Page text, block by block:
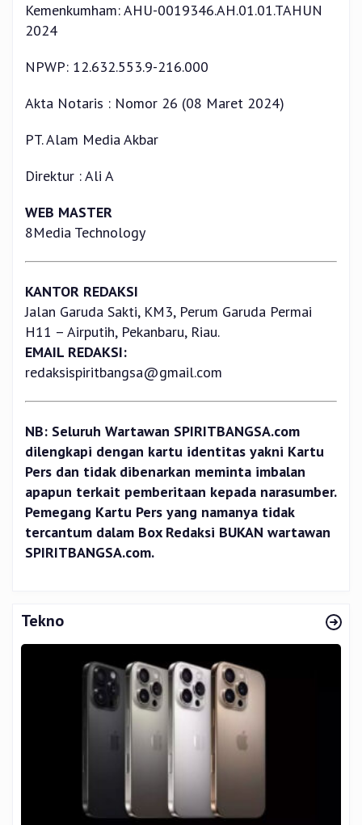
Kemenkumham: AHU-0019346.AH.01.01.TAHUN
2024
NPWP: 12.632.553.9-216.000
Akta Notaris : Nomor 26 (08 Maret 2024)
PT. Alam Media Akbar
Direktur : Ali A
WEB MASTER
8Media Technology
KANTOR REDAKSI
Jalan Garuda Sakti, KM3, Perum Garuda Permai
H11 – Airputih, Pekanbaru, Riau.
EMAIL REDAKSI:
redaksispiritbangsa@gmail.com
NB: Seluruh Wartawan SPIRITBANGSA.com
dilengkapi dengan kartu identitas yakni Kartu
Pers dan tidak dibenarkan meminta imbalan
apapun terkait pemberitaan kepada narasumber.
Pemegang Kartu Pers yang namanya tidak
tercantum dalam Box Redaksi BUKAN wartawan
SPIRITBANGSA.com.
Tekno